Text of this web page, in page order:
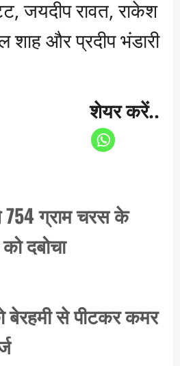
जयदीप रावत, राकेश
शाह और प्रदीप भंडारी
शेयर करें..
ग्राम चरस के
दबोचा
बेरहमी से पीटकर कमर